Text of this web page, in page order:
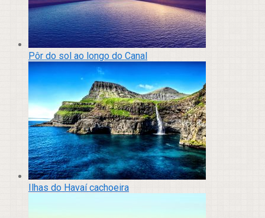
Pôr do sol ao longo do Canal
Ilhas do Havaí cachoeira